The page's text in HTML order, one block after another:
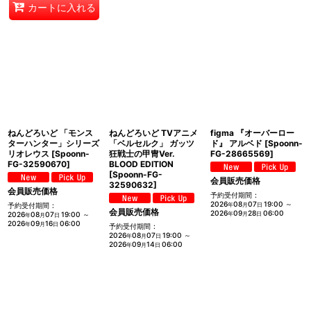
カートに入れる
ねんどろいど 「モンス
ターハンター」シリーズ
リオレウス [Spoonn-
FG-32590670]
会員販売価格
予約受付期間 :
2026年08月07日 19:00 ～
2026年09月16日 06:00
ねんどろいど TVアニメ
「ベルセルク」 ガッツ
狂戦士の甲冑Ver.
BLOOD EDITION
[Spoonn-FG-
32590632]
会員販売価格
予約受付期間 :
2026年08月07日 19:00 ～
2026年09月14 日 06:00
figma 『オーバーロー
ド』 アルベド [Spoonn-
FG-28665569]
会員販売価格
予約受付期間 :
2026年08月07日 19:00 ～
2026年09月28日 06:00